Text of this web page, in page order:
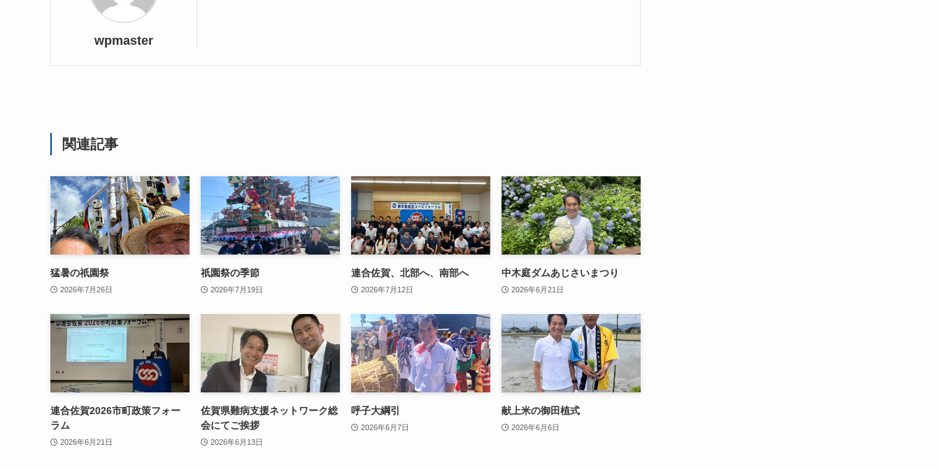
wpmaster
関連記事
猛暑の祇園祭
2026年7月26日
祇園祭の季節
2026年7月19日
連合佐賀、北部へ、南部へ
2026年7月12日
中木庭ダムあじさいまつり
2026年6月21日
連合佐賀2026市町政策フォー
ラム
2026年6月21日
佐賀県難病支援ネットワーク総
会にてご挨拶
2026年6月13日
呼子大綱引
2026年6月7日
献上米の御田植式
2026年6月6日